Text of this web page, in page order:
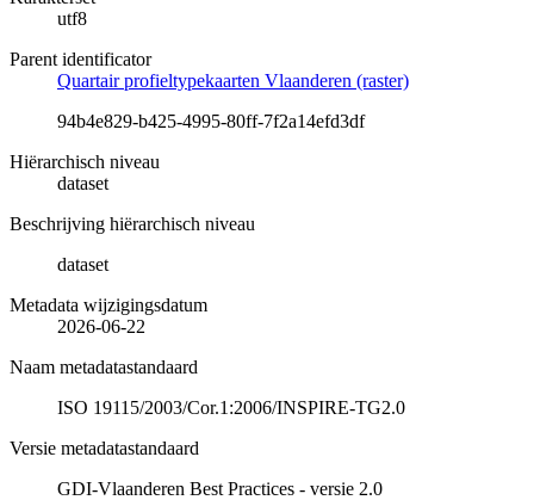
utf8
Parent identificator
Quartair profieltypekaarten Vlaanderen (raster)
94b4e829-b425-4995-80ff-7f2a14efd3df
Hiërarchisch niveau
dataset
Beschrijving hiërarchisch niveau
dataset
Metadata wijzigingsdatum
2026-06-22
Naam metadatastandaard
ISO 19115/2003/Cor.1:2006/INSPIRE-TG2.0
Versie metadatastandaard
GDI-Vlaanderen Best Practices - versie 2.0